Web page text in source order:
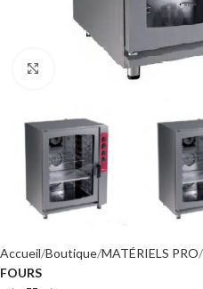
Click to enlarge
Accueil Boutique MATÉRIELS PRO
FOURS